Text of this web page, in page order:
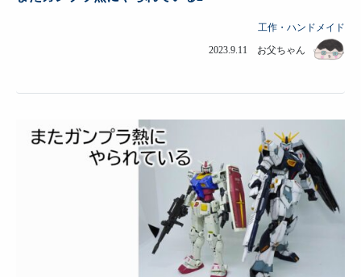
工作・ハンドメイド
2023.9.11 お父ちゃん